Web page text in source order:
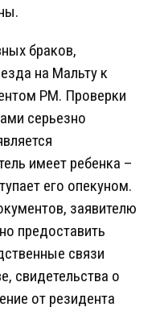
браков,
на Мальту к
РМ. Проверки
серьезно
имеет ребенка –
его опекуном.
заявителю
предоставить
связи
свидетельства о
от резидента